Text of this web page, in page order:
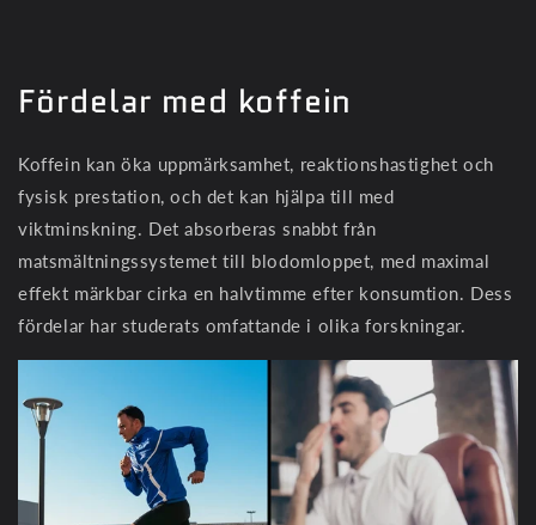
Fördelar med koffein
Koffein kan öka uppmärksamhet, reaktionshastighet och
fysisk prestation, och det kan hjälpa till med
viktminskning. Det absorberas snabbt från
matsmältningssystemet till blodomloppet, med maximal
effekt märkbar cirka en halvtimme efter konsumtion. Dess
fördelar har studerats omfattande i olika forskningar.